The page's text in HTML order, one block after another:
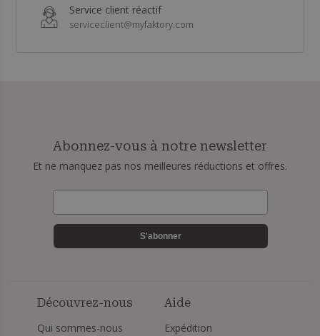
Service client réactif
serviceclient@myfaktory.com
Abonnez-vous à notre newsletter
Et ne manquez pas nos meilleures réductions et offres.
S'abonner
Découvrez-nous
Qui sommes-nous
Aide
Expédition